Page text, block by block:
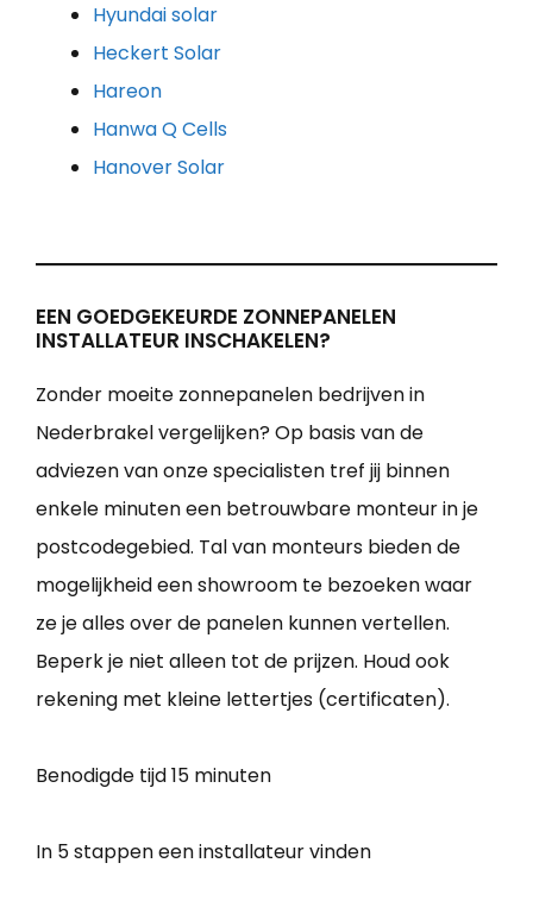
Hyundai solar
Heckert Solar
Hareon
Hanwa Q Cells
Hanover Solar
EEN GOEDGEKEURDE ZONNEPANELEN
INSTALLATEUR INSCHAKELEN?
Zonder moeite zonnepanelen bedrijven in
Nederbrakel vergelijken? Op basis van de
adviezen van onze specialisten tref jij binnen
enkele minuten een betrouwbare monteur in je
postcodegebied. Tal van monteurs bieden de
mogelijkheid een showroom te bezoeken waar
ze je alles over de panelen kunnen vertellen.
Beperk je niet alleen tot de prijzen. Houd ook
rekening met kleine lettertjes (certificaten).
Benodigde tijd15 minuten
In 5 stappen een installateur vinden